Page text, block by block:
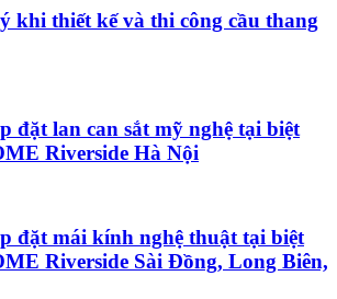
khi thiết kế và thi công cầu thang
đặt lan can sắt mỹ nghệ tại biệt
Riverside Hà Nội
đặt mái kính nghệ thuật tại biệt
Riverside Sài Đồng, Long Biên,